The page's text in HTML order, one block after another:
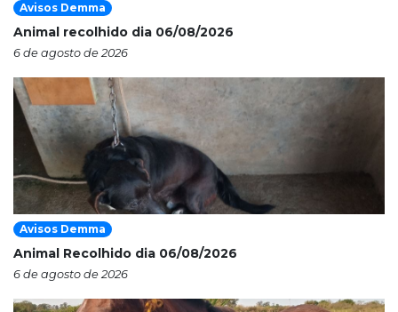
Avisos Demma
Animal recolhido dia 06/08/2026
6 de agosto de 2026
Avisos Demma
Animal Recolhido dia 06/08/2026
6 de agosto de 2026